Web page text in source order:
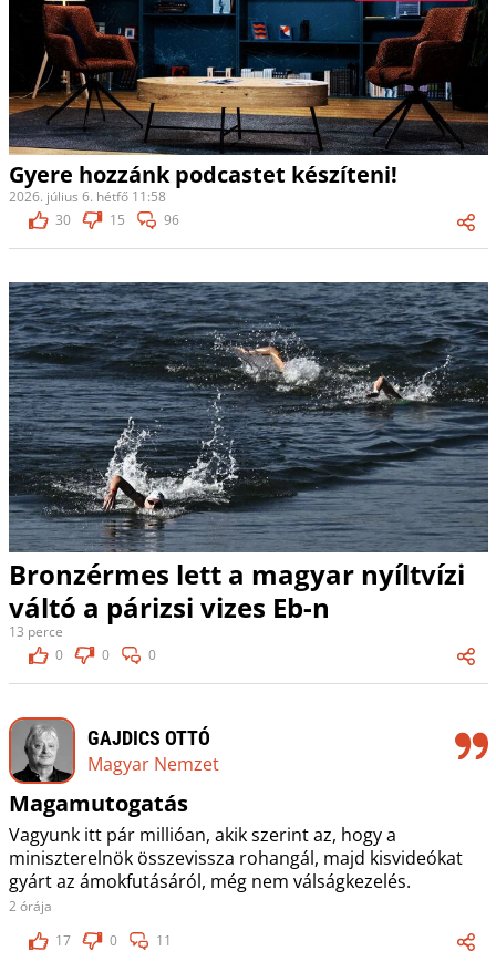
Gyere hozzánk podcastet készíteni!
2026. július 6. hétfő 11:58
30
15 96
Bronzérmes lett a magyar nyíltvízi
váltó a párizsi vizes Eb-n
13 perce
0
0 0
GAJDICS OTTÓ
Magyar Nemzet
Magamutogatás
Vagyunk itt pár millióan, akik szerint az, hogy a
miniszterelnök összevissza rohangál, majd kisvideókat
gyárt az ámokfutásáról, még nem válságkezelés.
2 órája
17
0 11